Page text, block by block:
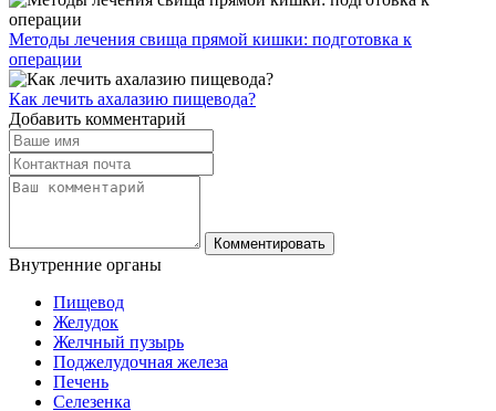
Методы лечения свища прямой кишки: подготовка к
операции
Как лечить ахалазию пищевода?
Добавить комментарий
Комментировать
Внутренние органы
Пищевод
Желудок
Желчный пузырь
Поджелудочная железа
Печень
Селезенка